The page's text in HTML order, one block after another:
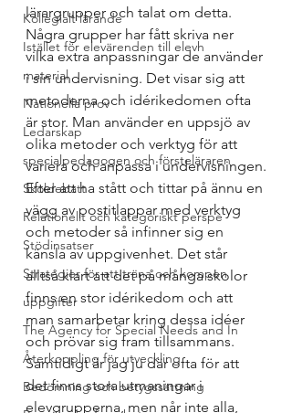
Kollegialt lärande
Istället för elevärenden till elevh
material
Nationella prov
Ledarskap
specialpedagogen och försteläraren
Skoldebatt
Relationellt och kategoriskt perspe
Stödinsatser
Strategier för att träna och kompen
uppgifter
The Agency for Special Needs and In
Återkoppling för utveckling
Bedömning och betygssättning
lärargrupper och talat om detta.
Några grupper har fått skriva ner
vilka extra anpassningar de använder
i sin undervisning. Det visar sig att
metoderna och idérikedomen ofta
är stor. Man använder en uppsjö av
olika metoder och verktyg för att
variera och anpassa i undervisningen.
Efter att ha stått och tittar på ännu en
vägg av postitlappar med verktyg
och metoder så infinner sig en
känsla av uppgivenhet. Det står
alltså klart att det på många skolor
finns en stor idérikedom och att
man samarbetar kring dessa idéer
och prövar sig fram tillsammans.
Samtidigt är jag ju där ofta för att
det finns stora utmaningar i
elevgrupperna, men når inte alla,